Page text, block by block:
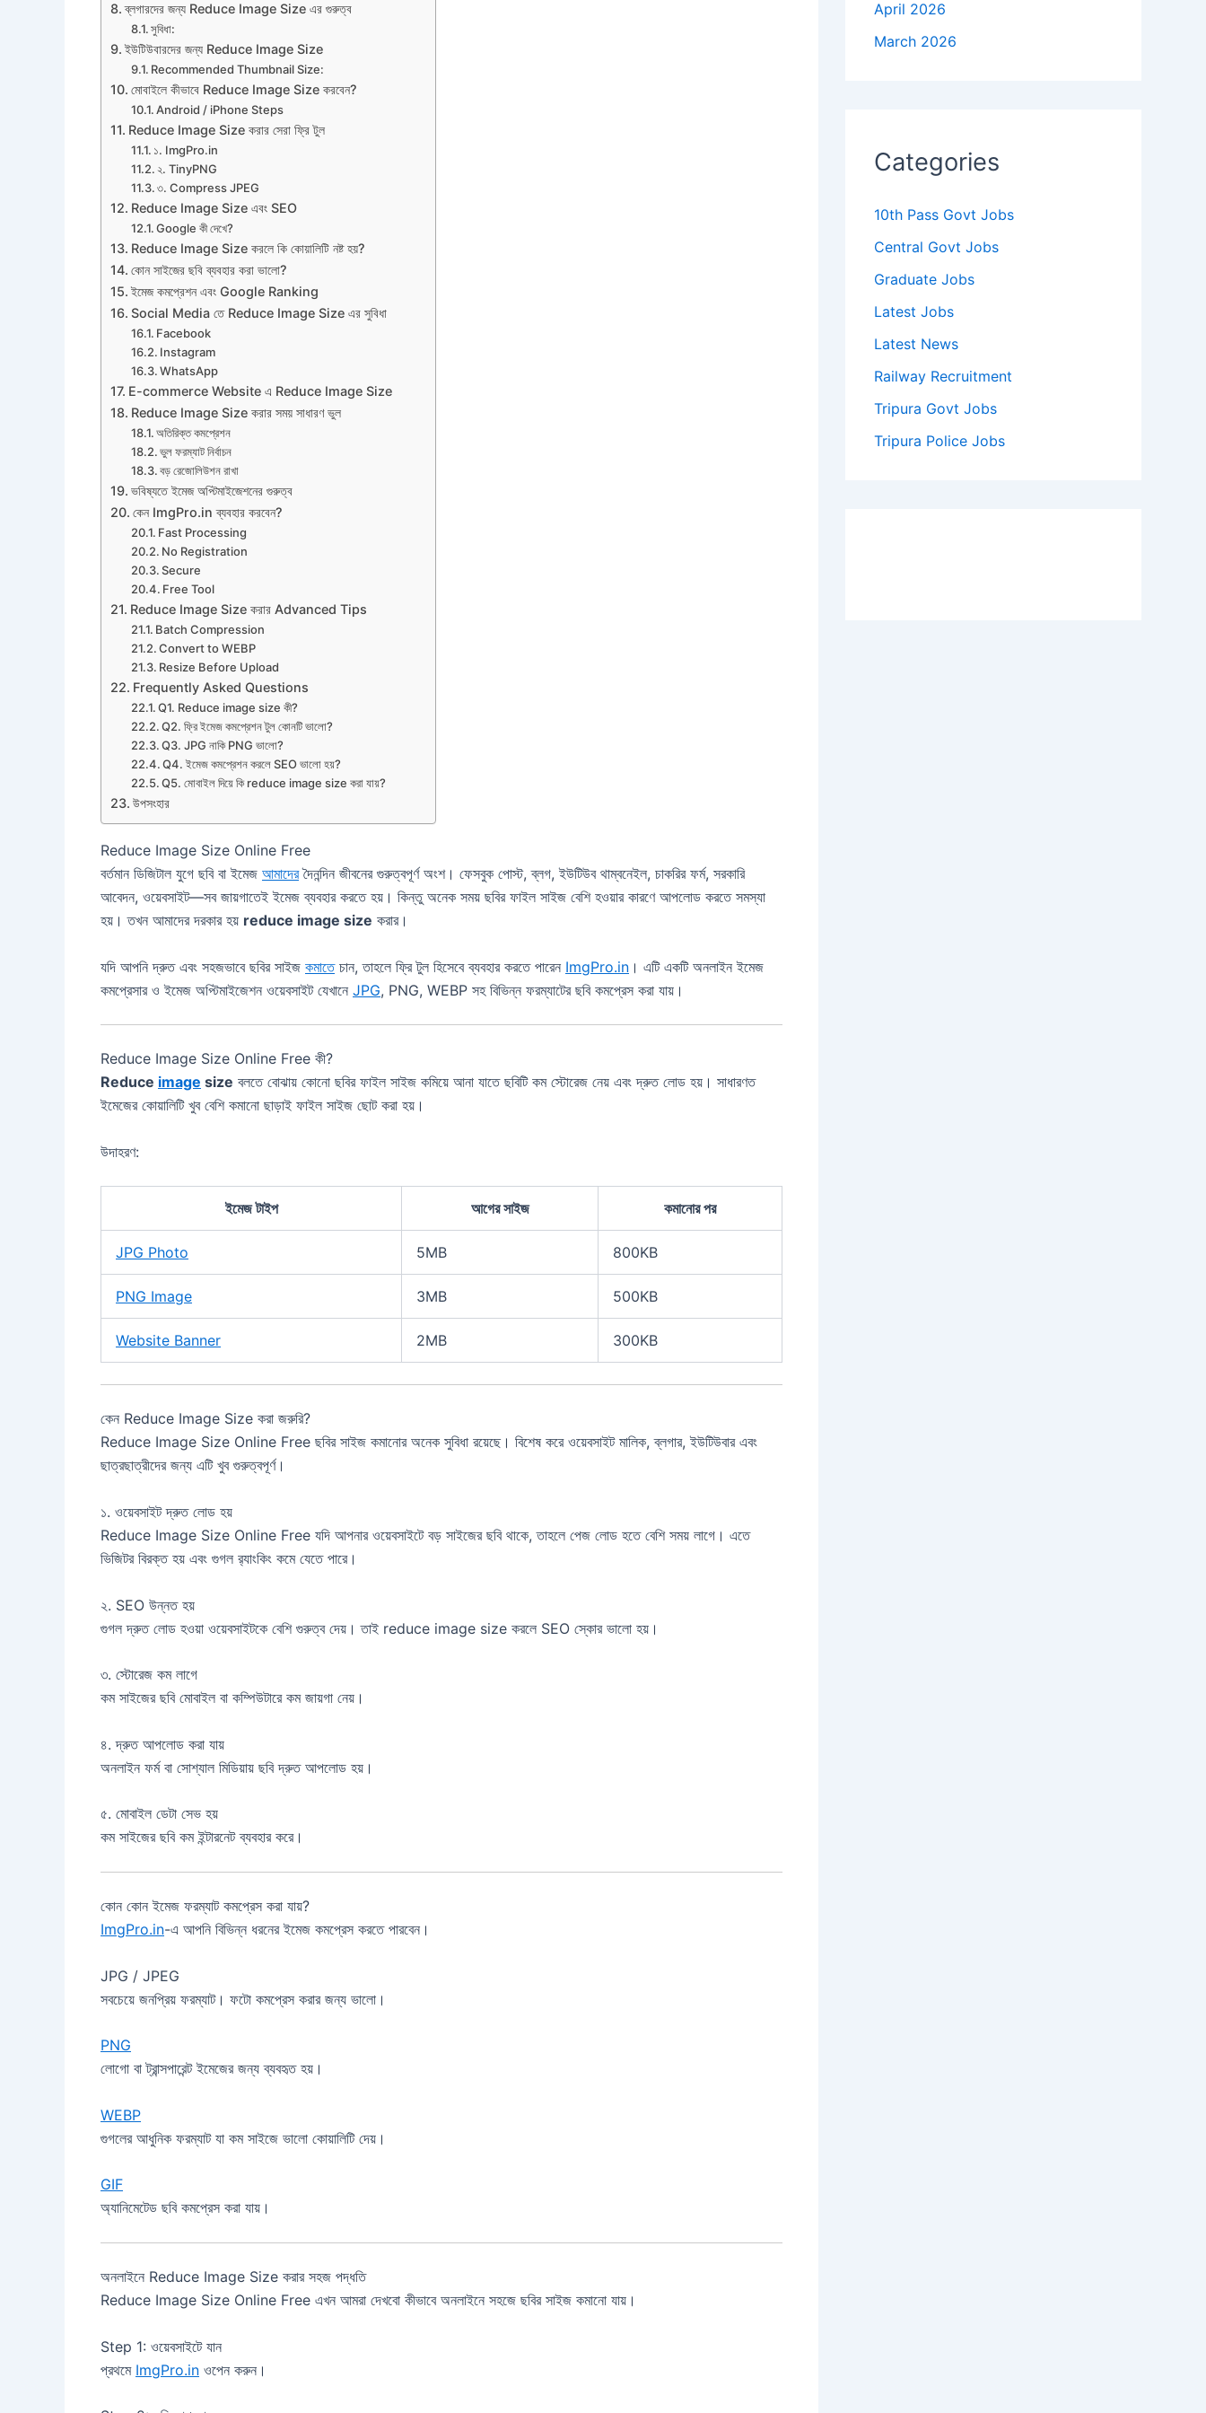
ব্লগারদের জন্য Reduce Image Size এর গুরুত্ব
সুবিধা:
ইউটিউবারদের জন্য Reduce Image Size
Recommended Thumbnail Size:
মোবাইলে কীভাবে Reduce Image Size করবেন?
Android / iPhone Steps
Reduce Image Size করার সেরা ফ্রি টুল
১. ImgPro.in
২. TinyPNG
৩. Compress JPEG
Reduce Image Size এবং SEO
Google কী দেখে?
Reduce Image Size করলে কি কোয়ালিটি নষ্ট হয়?
কোন সাইজের ছবি ব্যবহার করা ভালো?
ইমেজ কমপ্রেশন এবং Google Ranking
Social Media তে Reduce Image Size এর সুবিধা
Facebook
Instagram
WhatsApp
E-commerce Website এ Reduce Image Size
Reduce Image Size করার সময় সাধারণ ভুল
অতিরিক্ত কমপ্রেশন
ভুল ফরম্যাট নির্বাচন
বড় রেজোলিউশন রাখা
ভবিষ্যতে ইমেজ অপ্টিমাইজেশনের গুরুত্ব
কেন ImgPro.in ব্যবহার করবেন?
Fast Processing
No Registration
Secure
Free Tool
Reduce Image Size করার Advanced Tips
Batch Compression
Convert to WEBP
Resize Before Upload
Frequently Asked Questions
Q1. Reduce image size কী?
Q2. ফ্রি ইমেজ কমপ্রেশন টুল কোনটি ভালো?
Q3. JPG নাকি PNG ভালো?
Q4. ইমেজ কমপ্রেশন করলে SEO ভালো হয়?
Q5. মোবাইল দিয়ে কি reduce image size করা যায়?
উপসংহার
Reduce Image Size Online Free
বর্তমান ডিজিটাল যুগে ছবি বা ইমেজ আমাদেরদৈনন্দিন জীবনের গুরুত্বপূর্ণ অংশ। ফেসবুক পোস্ট, ব্লগ, ইউটিউব থাম্বনেইল, চাকরির ফর্ম, সরকারি
আবেদন, ওয়েবসাইট—সব জায়গাতেই ইমেজ ব্যবহার করতে হয়। কিন্তু অনেক সময় ছবির ফাইল সাইজ বেশি হওয়ার কারণে আপলোড করতে সমস্যা
হয়। তখন আমাদের দরকার হয় reduce image size করার।
যদি আপনি দ্রুত এবং সহজভাবে ছবির সাইজ কমাতেচান, তাহলে ফ্রি টুল হিসেবে ব্যবহার করতে পারেন ImgPro.in । এটি একটি অনলাইন ইমেজ
কমপ্রেসার ও ইমেজ অপ্টিমাইজেশন ওয়েবসাইট যেখানে JPG, PNG, WEBP সহ বিভিন্ন ফরম্যাটের ছবি কমপ্রেস করা যায়।
Reduce Image Size Online Free কী?
Reduce image size বলতে বোঝায় কোনো ছবির ফাইল সাইজ কমিয়ে আনা যাতে ছবিটি কম স্টোরেজ নেয় এবং দ্রুত লোড হয়। সাধারণত
ইমেজের কোয়ালিটি খুব বেশি কমানো ছাড়াই ফাইল সাইজ ছোট করা হয়।
উদাহরণ:
ইমেজ টাইপ আগের সাইজ কমানোর পর
JPG Photo 5MB 800KB
PNG Image 3MB 500KB
Website Banner 2MB 300KB
কেন Reduce Image Size করা জরুরি?
Reduce Image Size Online Free ছবির সাইজ কমানোর অনেক সুবিধা রয়েছে। বিশেষ করে ওয়েবসাইট মালিক, ব্লগার, ইউটিউবার এবং
ছাত্রছাত্রীদের জন্য এটি খুব গুরুত্বপূর্ণ।
১. ওয়েবসাইট দ্রুত লোড হয়
Reduce Image Size Online Free যদি আপনার ওয়েবসাইটে বড় সাইজের ছবি থাকে, তাহলে পেজ লোড হতে বেশি সময় লাগে। এতে
ভিজিটর বিরক্ত হয় এবং গুগল র‍্যাংকিং কমে যেতে পারে।
২. SEO উন্নত হয়
গুগল দ্রুত লোড হওয়া ওয়েবসাইটকে বেশি গুরুত্ব দেয়। তাই reduce image size করলে SEO স্কোর ভালো হয়।
৩. স্টোরেজ কম লাগে
কম সাইজের ছবি মোবাইল বা কম্পিউটারে কম জায়গা নেয়।
৪. দ্রুত আপলোড করা যায়
অনলাইন ফর্ম বা সোশ্যাল মিডিয়ায় ছবি দ্রুত আপলোড হয়।
৫. মোবাইল ডেটা সেভ হয়
কম সাইজের ছবি কম ইন্টারনেট ব্যবহার করে।
কোন কোন ইমেজ ফরম্যাট কমপ্রেস করা যায়?
ImgPro.in-এ আপনি বিভিন্ন ধরনের ইমেজ কমপ্রেস করতে পারবেন।
JPG / JPEG
সবচেয়ে জনপ্রিয় ফরম্যাট। ফটো কমপ্রেস করার জন্য ভালো।
PNG
লোগো বা ট্রান্সপারেন্ট ইমেজের জন্য ব্যবহৃত হয়।
WEBP
গুগলের আধুনিক ফরম্যাট যা কম সাইজে ভালো কোয়ালিটি দেয়।
GIF
অ্যানিমেটেড ছবি কমপ্রেস করা যায়।
অনলাইনে Reduce Image Size করার সহজ পদ্ধতি
Reduce Image Size Online Free এখন আমরা দেখবো কীভাবে অনলাইনে সহজে ছবির সাইজ কমানো যায়।
Step 1: ওয়েবসাইটে যান
প্রথমে ImgPro.in ওপেন করুন।
April 2026
March 2026
Categories
10th Pass Govt Jobs
Central Govt Jobs
Graduate Jobs
Latest Jobs
Latest News
Railway Recruitment
Tripura Govt Jobs
Tripura Police Jobs